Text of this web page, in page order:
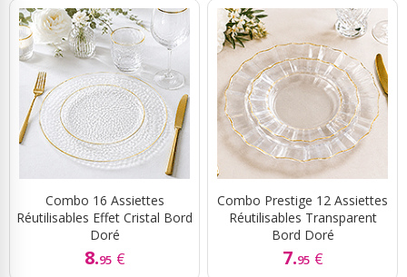
Combo 16 Assiettes
Réutilisables Effet Cristal Bord
Doré
8.95 €
Combo Prestige 12 Assiettes
Réutilisables Transparent
Bord Doré
7.95 €